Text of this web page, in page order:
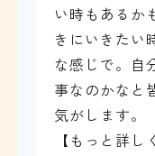
い時もあるか
きにいきたい
な感じで。自
事なのかなと
気がします。
【もっと詳し